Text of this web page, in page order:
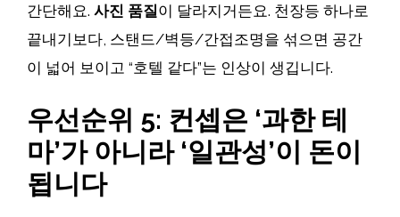
간단해요. 사진 품질이 달라지거든요. 천장등 하나로
끝내기보다, 스탠드/벽등/간접조명을 섞으면 공간
이 넓어 보이고 “호텔 같다”는 인상이 생깁니다.
우선순위 5: 컨셉은 ‘과한 테
마’가 아니라 ‘일관성’이 돈이
됩니다